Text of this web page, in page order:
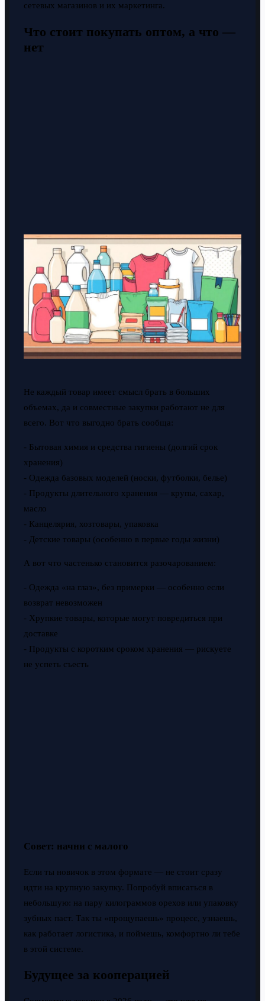
сетевых магазинов и их маркетинга.
Что стоит покупать оптом, а что —
нет
Не каждый товар имеет смысл брать в больших
объемах, да и совместные закупки работают не для
всего. Вот что выгодно брать сообща:
- Бытовая химия и средства гигиены (долгий срок
хранения)
- Одежда базовых моделей (носки, футболки, белье)
- Продукты длительного хранения — крупы, сахар,
масло
- Канцелярия, хозтовары, упаковка
- Детские товары (особенно в первые годы жизни)
А вот что частенько становится разочарованием:
- Одежда «на глаз», без примерки — особенно если
возврат невозможен
- Хрупкие товары, которые могут повредиться при
доставке
- Продукты с коротким сроком хранения — рискуете
не успеть съесть
Совет: начни с малого
Если ты новичок в этом формате — не стоит сразу
идти на крупную закупку. Попробуй вписаться в
небольшую: на пару килограммов орехов или упаковку
зубных паст. Так ты «прощупаешь» процесс, узнаешь,
как работает логистика, и поймешь, комфортно ли тебе
в этой системе.
Будущее за кооперацией